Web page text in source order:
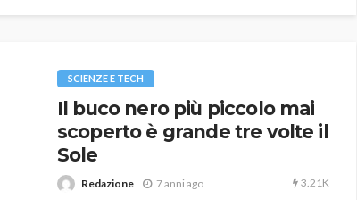
SCIENZE E TECH
Il buco nero più piccolo mai
scoperto è grande tre volte il
Sole
Redazione 7 anni ago 3.21K